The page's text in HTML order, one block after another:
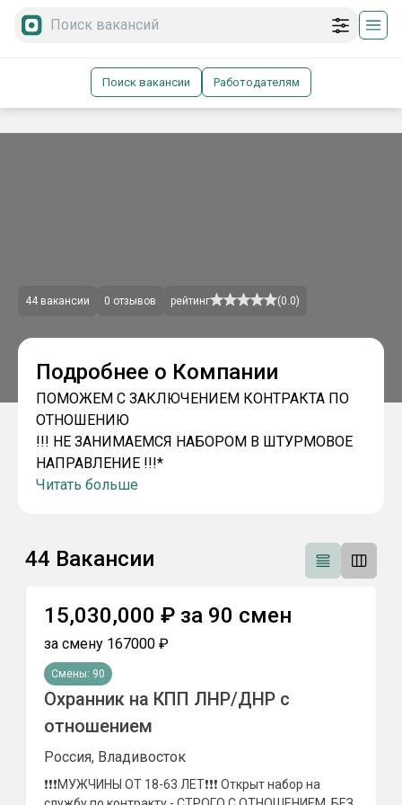
Поиск вакансии Работодателям
44 вакансии 0 отзывов рейтинг (0.0)
Подробнее о Компании
ПОМОЖЕМ С ЗАКЛЮЧЕНИЕМ КОНТРАКТА ПО
ОТНОШЕНИЮ
!!! НЕ ЗАНИМАЕМСЯ НАБОРОМ В ШТУРМОВОЕ
НАПРАВЛЕНИЕ !!!*
Читать больше
44 Вакансии
Охранник на КПП ЛНР/ДНР с
отношением
Россия, Владивосток
❗️❗️❗️МУЖЧИНЫ ОТ 18-63 ЛЕТ❗️❗️❗️ Открыт набор на
15,030,000 ₽ за 90 смен
за смену 167000 ₽
Смены: 90